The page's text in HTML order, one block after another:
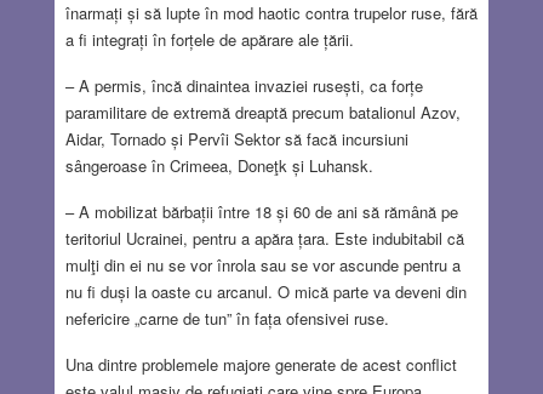
înarmați și să lupte în mod haotic contra trupelor ruse, fără
a fi integrați în forțele de apărare ale țării.
– A permis, încă dinaintea invaziei rusești, ca forțe
paramilitare de extremă dreaptă precum batalionul Azov,
Aidar, Tornado și Pervîi Sektor să facă incursiuni
sângeroase în Crimeea, Doneţk și Luhansk.
– A mobilizat bărbații între 18 și 60 de ani să rămână pe
teritoriul Ucrainei, pentru a apăra țara. Este indubitabil că
mulţi din ei nu se vor înrola sau se vor ascunde pentru a
nu fi duși la oaste cu arcanul. O mică parte va deveni din
nefericire „carne de tun” în fața ofensivei ruse.
Una dintre problemele majore generate de acest conflict